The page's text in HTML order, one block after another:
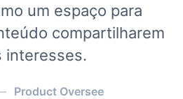
um espaço para
compartilharem
interesses.
Product Oversee